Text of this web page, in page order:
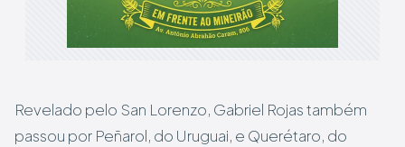
Revelado pelo San Lorenzo, Gabriel Rojas também
passou por Peñarol, do Uruguai, e Querétaro, do